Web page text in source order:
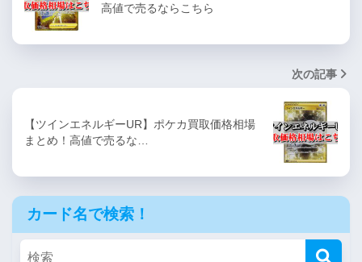
高値で売るならこちら
次の記事
【ツインエネルギーUR】ポケカ買取価格相場
まとめ！高値で売るな…
カード名で検索！